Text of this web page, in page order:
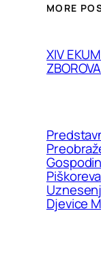
MORE
XIV
Djevice